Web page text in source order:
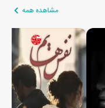
مشاهده همه